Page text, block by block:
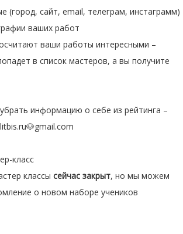
(город, сайт, email, телеграм, инстаграмм)
ваших работ
ваши работы интересными –
в список мастеров, а вы получите
информацию о себе из рейтинга –
класс
классы сейчас закрыт, но мы можем
о новом наборе учеников